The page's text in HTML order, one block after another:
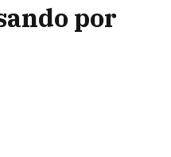
por